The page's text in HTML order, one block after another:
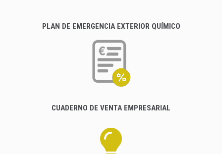
PLAN DE EMERGENCIA EXTERIOR QUÍMICO
CUADERNO DE VENTA EMPRESARIAL